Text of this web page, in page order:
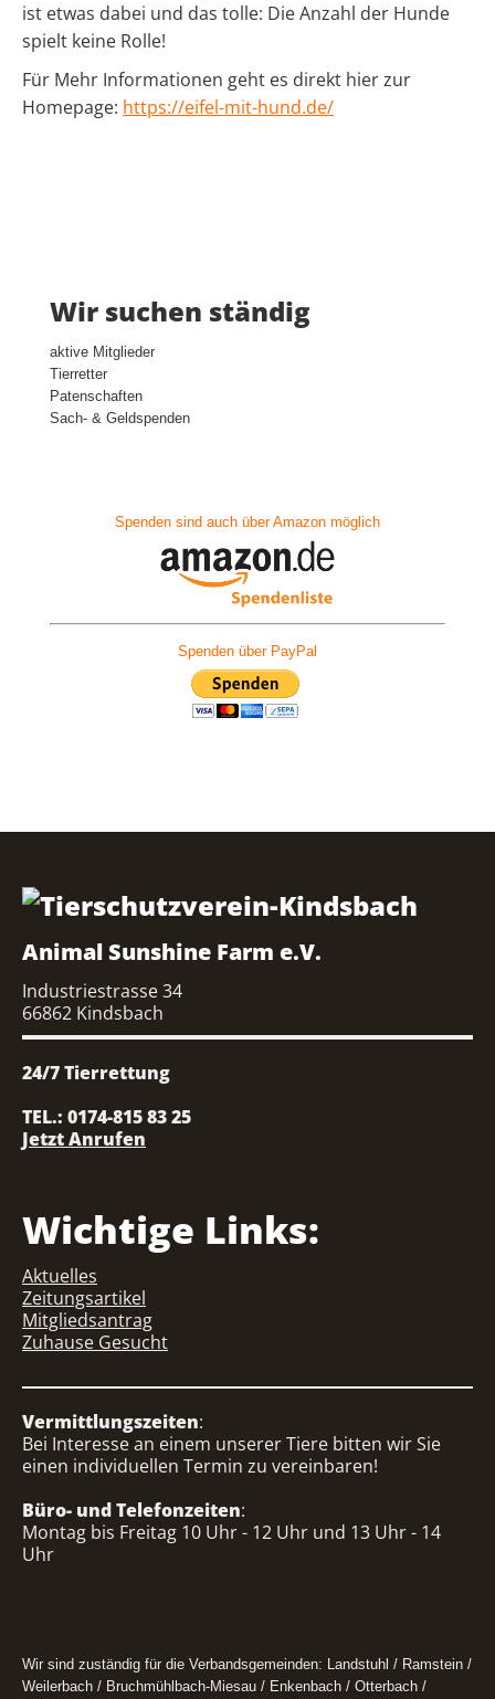
ist etwas dabei und das tolle: Die Anzahl der Hunde
spielt keine Rolle!
Für Mehr Informationen geht es direkt hier zur
Homepage: https://eifel-mit-hund.de/
Wir suchen ständig
aktive Mitglieder
Tierretter
Patenschaften
Sach- & Geldspenden
Spenden sind auch über Amazon möglich
Spenden über PayPal
Animal Sunshine Farm e.V.
Industriestrasse 34
66862 Kindsbach
24/7 Tierrettung
TEL.: 0174-815 83 25
Jetzt Anrufen
Wichtige Links:
Aktuelles
Zeitungsartikel
Mitgliedsantrag
Zuhause Gesucht
Vermittlungszeiten:
Bei Interesse an einem unserer Tiere bitten wir Sie
einen individuellen Termin zu vereinbaren!
Büro- und Telefonzeiten:
Montag bis Freitag 10 Uhr - 12 Uhr und 13 Uhr - 14
Uhr
Wir sind zuständig für die Verbandsgemeinden: Landstuhl / Ramstein /
Weilerbach / Bruchmühlbach-Miesau / Enkenbach / Otterbach /